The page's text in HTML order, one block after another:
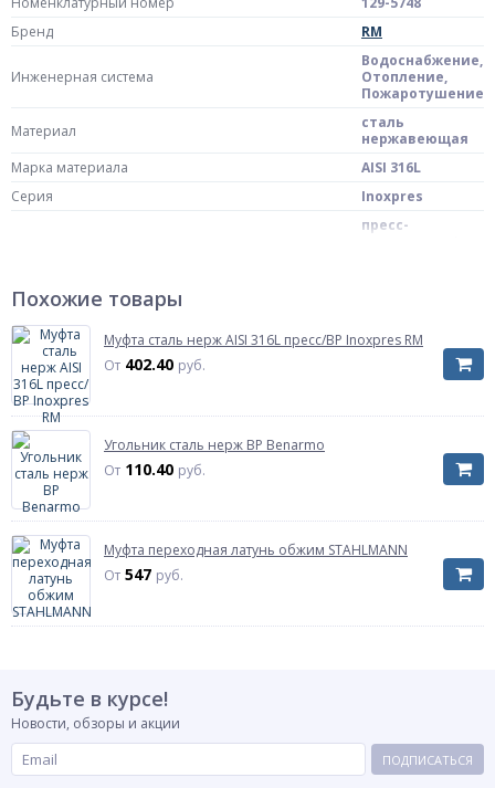
Бренд
RM
Инженерная система
Водоснабжение,
Отопление,
Пожаротушение
Материал
сталь
нержавеющая
Марка материала
AISI 316L
Серия
Inoxpres
пресс-
Пресс-профиль
Профиль пресс инструмента, пресс-клещей.
Масса нетто
Страна происхождения
Штрих-код на одну ТМЦ
Диаметр наружный, мм
Рабочее давление
Рабочее давление
Рабочее давление - наибольшее избыточное
давление, при котором обеспечивается
длительная работа арматуры и соединительных
частей трубопровода при рабочей температуре
среды.
1,6 МПа
Похожие товары
Муфта сталь нерж AISI 316L пресс/ВР Inoxpres RM
От 402.40 руб.
Угольник сталь нерж ВР Benarmo
От 110.40 руб.
Муфта переходная латунь обжим STAHLMANN
От 547 руб.
Будьте в курсе!
Новости, обзоры и акции
ПОДПИСАТЬСЯ